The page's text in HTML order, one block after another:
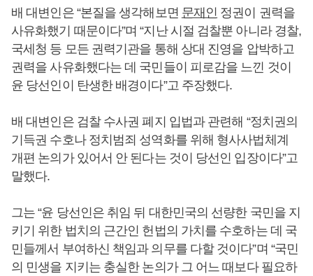
배 대변인은 “본질을 생각해보면 문재인 정권이 권력을
사유화했기 때문이다”며 “지난 시절 검찰뿐 아니라 경찰,
국세청 등 모든 권력기관을 통해 상대 진영을 압박하고
권력을 사유화했다는 데 국민들이 피로감을 느낀 것이
윤 당선인이 탄생한 배경이다”고 주장했다.
배 대변인은 검찰 수사권 폐지 입법과 관련해 “정치권의
기득권 수호나 정치범죄 성역화를 위해 형사사법체계
개편 논의가 있어서 안 된다는 것이 당선인 입장이다”고
말했다.
그는 “윤 당선인은 취임 뒤 대한민국의 선량한 국민을 지
키기 위한 법치의 근간인 헌법의 가치를 수호하는 데 국
민들께서 부여하신 책임과 의무를 다할 것이다”며 “국민
의 민생을 지키는 충실한 논의가 그 어느 때보다 필요하